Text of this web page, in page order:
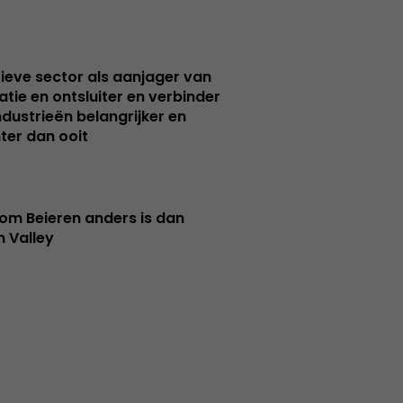
sector als aanjager van
en ontsluiter en verbinder
belangrijker en
dan ooit
Beieren anders is dan
Valley